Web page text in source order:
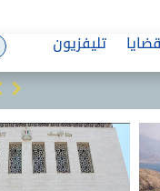
تليفزيون